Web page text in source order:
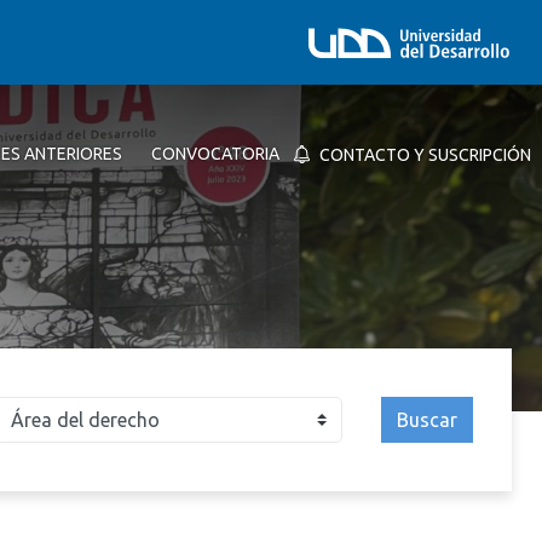
ANTERIORES CONVOCATORIA CONTACTO Y SUSCRIPCIÓN
Buscar